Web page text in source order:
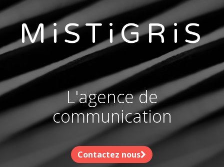
MiSTiGRiS
L'agence de
communication
Contactez nous